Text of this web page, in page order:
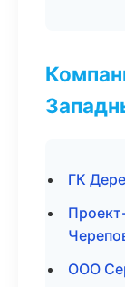
ГК
ООО